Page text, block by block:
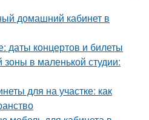
домашний кабинет в
даты концертов и билеты
в маленькой студии:
для на участке: как